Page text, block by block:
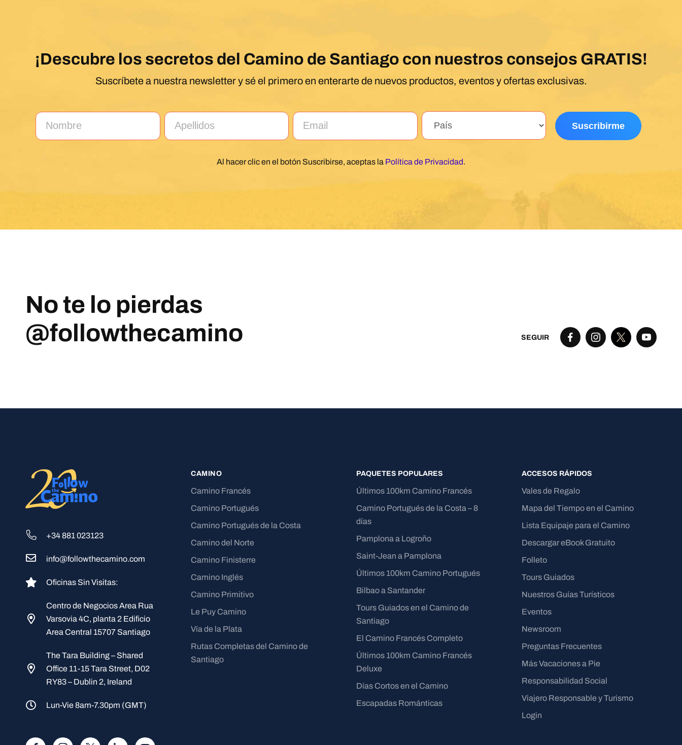
¡Descubre los secretos del Camino de Santiago con nuestros consejos GRATIS!
Suscríbete a nuestra newsletter y sé el primero en enterarte de nuevos productos, eventos y ofertas exclusivas.
Al hacer clic en el botón Suscribirse, aceptas la Política de Privacidad.
No te lo pierdas
@followthecamino
SEGUIR
+34 881 023123
info@followthecamino.com
Oficinas Sin Visitas:
Centro de Negocios Area Rua
Varsovia 4C, planta 2 Edificio
Area Central 15707 Santiago
The Tara Building – Shared
Office 11-15 Tara Street, D02
RY83 – Dublin 2, Ireland
Lun-Vie 8am-7.30pm (GMT)
CAMINO
Camino Francés
Camino Portugués
Camino Portugués de la Costa
Camino del Norte
Camino Finisterre
Camino Inglés
Camino Primitivo
Le Puy Camino
Vía de la Plata
Rutas Completas del Camino de
Santiago
PAQUETES POPULARES
Últimos 100km Camino Francés
Camino Portugués de la Costa – 8
días
Pamplona a Logroño
Saint-Jean a Pamplona
Últimos 100km Camino Portugués
Bilbao a Santander
Tours Guiados en el Camino de
Santiago
El Camino Francés Completo
Últimos 100km Camino Francés
Deluxe
Días Cortos en el Camino
Escapadas Románticas
ACCESOS RÁPIDOS
Vales de Regalo
Mapa del Tiempo en el Camino
Lista Equipaje para el Camino
Descargar eBook Gratuito
Folleto
Tours Guiados
Nuestros Guías Turísticos
Eventos
Newsroom
Preguntas Frecuentes
Más Vacaciones a Pie
Responsabilidad Social
Viajero Responsable y Turismo
Login